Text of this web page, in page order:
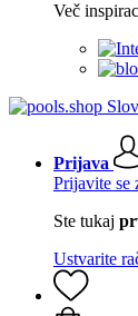
Več
Prijava
Prijavite se
Ste tukaj
Ustvarite